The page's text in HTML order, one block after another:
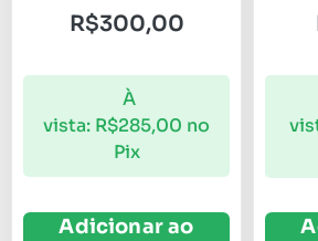
R$300,00
À
vista: R$285,00 no
Pix
Adicionar ao